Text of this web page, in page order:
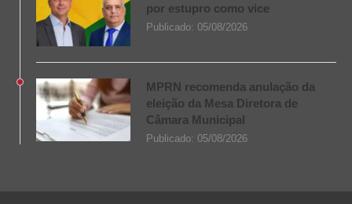
por estupro como vice
Publicado: 05/08/2026
MPRN recomenda anulação da
eleição da Mesa Diretora de
Câmara Municipal
Publicado: 05/08/2026